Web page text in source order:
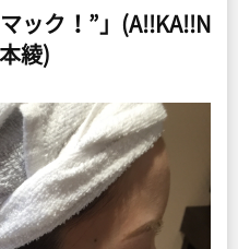
ック！”」(A!!KA!!N
綾)